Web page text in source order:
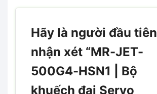
Hãy là người đầu tiên
nhận xét “MR-JET-
500G4-HSN1 | Bộ
khuếch đại Servo